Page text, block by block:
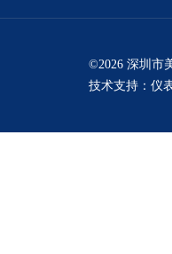
©2026 深圳市
技术支持： 仪